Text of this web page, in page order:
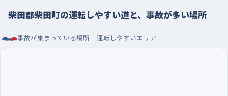
朝の通勤時間を外し、イオンタウンの駐車場で車庫入
れを
柴田郡柴田町の運転しやすい道と、事故が多い場所
事故が集まっている場所 運転しやすいエリア